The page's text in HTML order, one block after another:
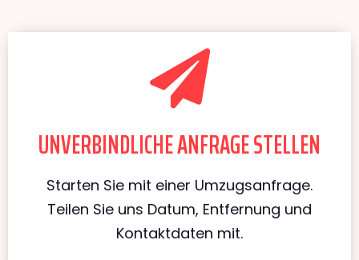
UNVERBINDLICHE ANFRAGE STELLEN
Starten Sie mit einer Umzugsanfrage.
Teilen Sie uns Datum, Entfernung und
Kontaktdaten mit.